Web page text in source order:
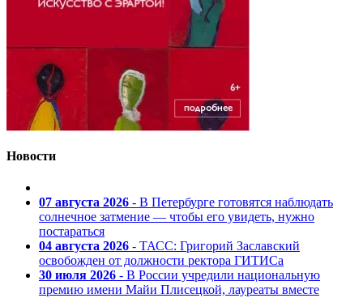
Новости
07 августа 2026 - В Петербурге готовятся наблюдать
солнечное затмение — чтобы его увидеть, нужно
постараться
04 августа 2026 - ТАСС: Григорий Заславский
освобожден от должности ректора ГИТИСа
30 июля 2026 - В России учредили национальную
премию имени Майи Плисецкой, лауреаты вместе